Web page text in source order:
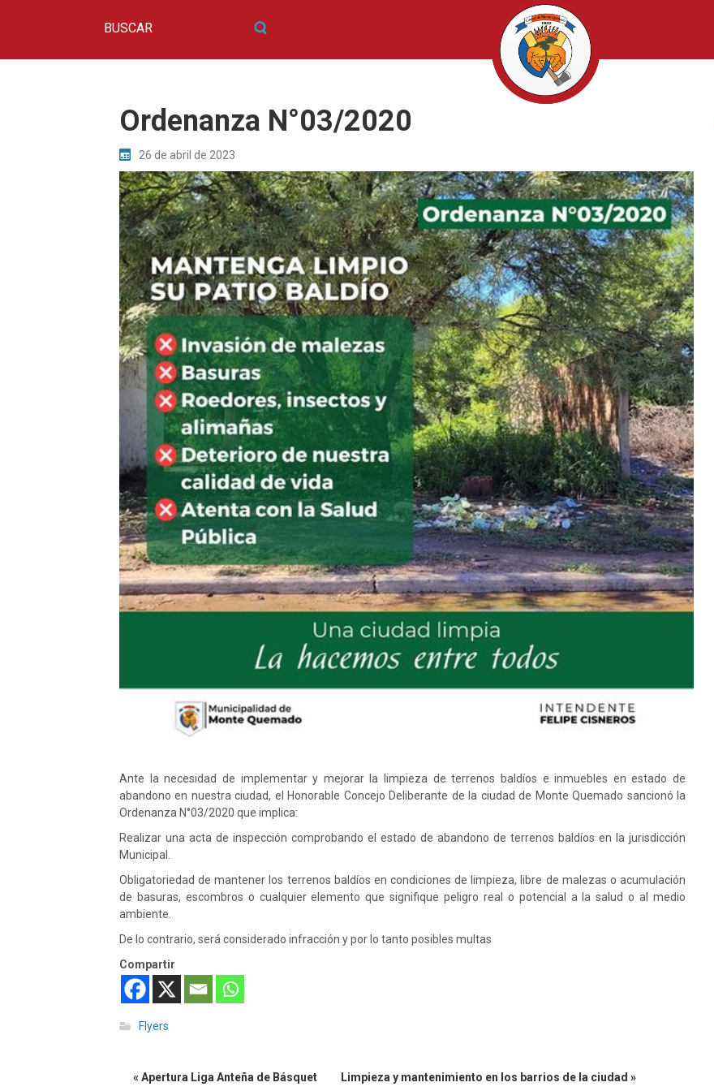
Ordenanza N°03/2020
26 de abril de 2023
Ante la necesidad de implementar y mejorar la limpieza de terrenos baldíos e inmuebles en estado de
abandono en nuestra ciudad, el Honorable Concejo Deliberante de la ciudad de Monte Quemado sancionó la
Ordenanza N°03/2020 que implica:
Realizar una acta de inspección comprobando el estado de abandono de terrenos baldíos en la jurisdicción
Municipal.
Obligatoriedad de mantener los terrenos baldíos en condiciones de limpieza, libre de malezas o acumulación
de basuras, escombros o cualquier elemento que signifique peligro real o potencial a la salud o al medio
ambiente.
De lo contrario, será considerado infracción y por lo tanto posibles multas
Compartir
Flyers
« Apertura Liga Anteña de Básquet Limpieza y mantenimiento en los barrios de la ciudad »